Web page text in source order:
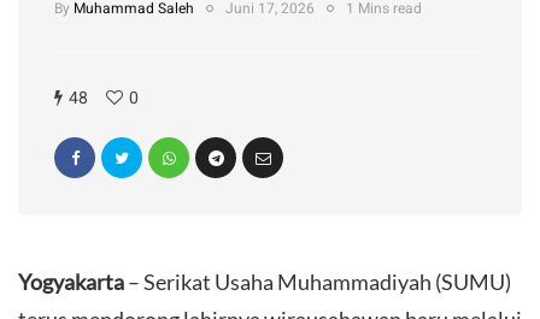
By Muhammad Saleh Juni 17, 2026 1 Mins read
48 0
Yogyakarta– Serikat Usaha Muhammadiyah (SUMU)